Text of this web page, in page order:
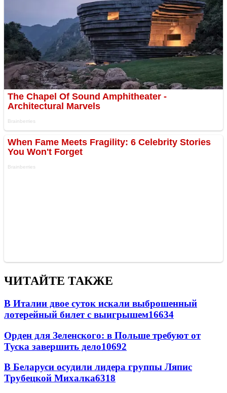
ЧИТАЙТЕ ТАКЖЕ
В Италии двое суток искали выброшенный
лотерейный билет с выигрышем16634
Орден для Зеленского: в Польше требуют от
Туска завершить дело10692
В Беларуси осудили лидера группы Ляпис
Трубецкой Михалка6318